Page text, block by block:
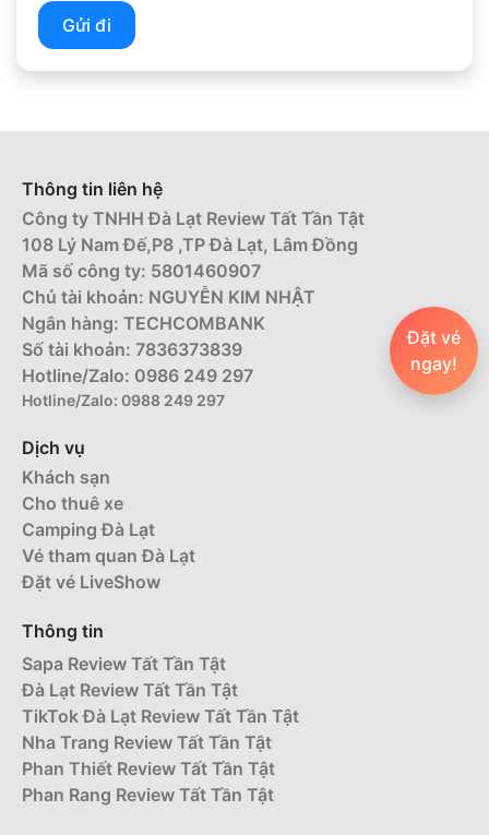
Đặt vé
ngay!
Thông tin liên hệ
Công ty TNHH Đà Lạt Review Tất Tần Tật
108 Lý Nam Đế,P8 ,TP Đà Lạt, Lâm Đồng
Mã số công ty: 5801460907
Chủ tài khoản: NGUYỄN KIM NHẬT
Ngân hàng: TECHCOMBANK
Số tài khoản: 7836373839
Hotline/Zalo: 0986 249 297
Hotline/Zalo: 0988 249 297
Dịch vụ
Khách sạn
Cho thuê xe
Camping Đà Lạt
Vé tham quan Đà Lạt
Đặt vé LiveShow
Thông tin
Sapa Review Tất Tần Tật
Đà Lạt Review Tất Tần Tật
TikTok Đà Lạt Review Tất Tần Tật
Nha Trang Review Tất Tần Tật
Phan Thiết Review Tất Tần Tật
Phan Rang Review Tất Tần Tật